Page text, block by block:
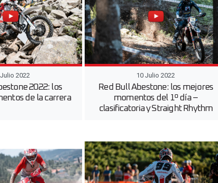
2022
2022: los
de la carrera
10 Julio 2022
Red Bull Abestone: los mejores
momentos del 1º día –
clasificatoria y Straight Rhythm